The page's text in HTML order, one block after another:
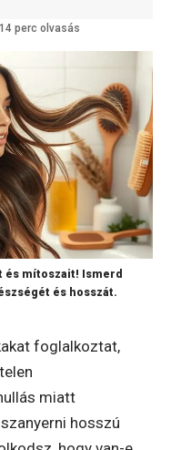
14 perc olvasás
és mítoszait! Ismerd
és hosszát.
foglalkoztat,
miatt
hosszú